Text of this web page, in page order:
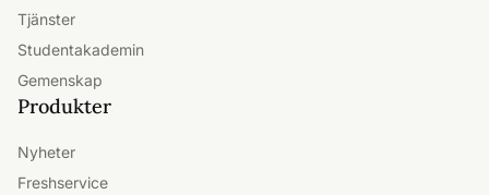
Tjänster
Studentakademin
Gemenskap
Produkter
Nyheter
Freshservice